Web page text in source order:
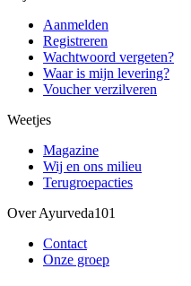
Aanmelden
Registreren
Wachtwoord vergeten?
Waar is mijn levering?
Voucher verzilveren
Weetjes
Magazine
Wij en ons milieu
Terugroepacties
Over Ayurveda101
Contact
Onze groep